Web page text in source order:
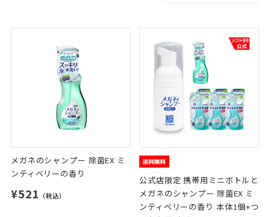
メガネのシャンプー 除菌EX ミ
ンティベリーの香り
¥521 （税込）
公式店限定 携帯用ミニボトルと
メガネのシャンプー 除菌EX ミ
ンティベリーの香り 本体1個+つ